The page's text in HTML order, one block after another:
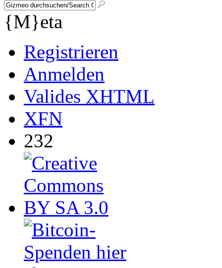
{M}eta
Registrieren
Anmelden
Valides XHTML
XFN
232